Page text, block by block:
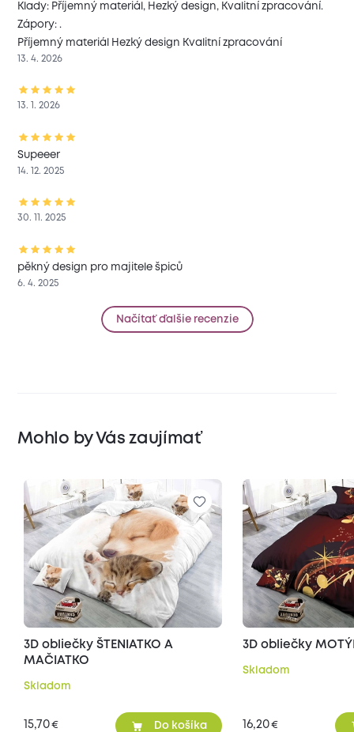
Klady: Příjemný materiál, Hezký design, Kvalitní zpracování.
Zápory: .
Příjemný materiál Hezký design Kvalitní zpracování
13. 4. 2026
13. 1. 2026
Supeeer
14. 12. 2025
30. 11. 2025
pěkný design pro majitele špiců
6. 4. 2025
Načítať ďalšie recenzie
Mohlo by Vás zaujímať
3D obliečky ŠTENIATKO A
MAČIATKO
Skladom
15,70€ Do košíka
3D obliečky
Skladom
16,20€